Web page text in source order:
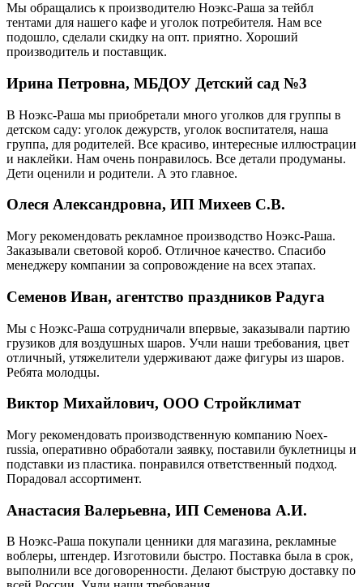
Мы обращались к производителю Ноэкс-Раша за тейбл
тентами для нашего кафе и уголок потребителя. Нам все
подошло, сделали скидку на опт. приятно. Хороший
производитель и поставщик.
Ирина Петровна, МБДОУ Детский сад №3
В Ноэкс-Раша мы приобретали много уголков для группы в
детском саду: уголок дежурств, уголок воспитателя, наша
группа, для родителей. Все красиво, интересные иллюстрации
и наклейки. Нам очень понравилось. Все детали продуманы.
Дети оценили и родители. А это главное.
Олеся Александровна, ИП Михеев С.В.
Могу рекомендовать рекламное производство Ноэкс-Раша.
Заказывали световой короб. Отличное качество. Спасибо
менеджеру компании за сопровождение на всех этапах.
Семенов Иван, агентство праздников Радуга
Мы с Ноэкс-Раша сотрудничали впервые, заказывали партию
грузиков для воздушных шаров. Учли наши требования, цвет
отличный, утяжелители удерживают даже фигуры из шаров.
Ребята молодцы.
Виктор Михайлович, ООО Стройклимат
Могу рекомендовать производственную компанию Noex-
russia, оперативно обработали заявку, поставили буклетницы и
подставки из пластика. понравился ответственный подход.
Порадовал ассортимент.
Анастасия Валерьевна, ИП Семенова А.И.
В Ноэкс-Раша покупали ценники для магазина, рекламные
воблеры, штендер. Изготовили быстро. Поставка была в срок,
выполнили все договоренности. Делают быструю доставку по